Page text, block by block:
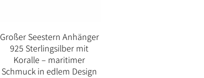
Großer Seestern Anhänger
925 Sterlingsilber mit
Koralle – maritimer
Schmuck in edlem Design